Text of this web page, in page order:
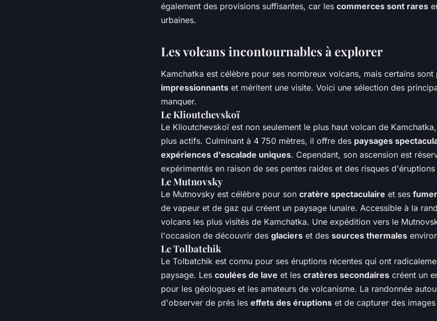
également des provisions suffisantes, car les commerces sont rares
urbaines.
Les volcans incontournables à explorer
Kamchatka est célèbre pour ses nombreux volcans, mais certains sont
impressionnants et méritent une visite. Voici une sélection des
manquer.
Le Klioutchevskoï
Le Klioutchevskoï est non seulement le plus haut volcan de
plus actifs. Culminant à 4 750 mètres, il offre des paysages
expériences d'escalade uniques. Cependant, son ascension est
expérimentés en raison de ses pentes raides et des risques d'éruptions
Le Mutnovsky
Le Mutnovsky est célèbre pour son cratère spectaculaire et ses
de vapeur et de gaz qui créent un paysage lunaire. Accessible à la
volcans les plus visités de Kamchatka. Une expédition vers le
l'occasion de découvrir des glaciers et des sources thermales
Le Tolbatchik
Le Tolbatchik est connu pour ses éruptions récentes qui ont
paysage. Les coulées de lave et les cratères secondaires créent un
pour les géologues et les amateurs de volcanisme. La randonnée
d'observer de près les effets des éruptions et de capturer des